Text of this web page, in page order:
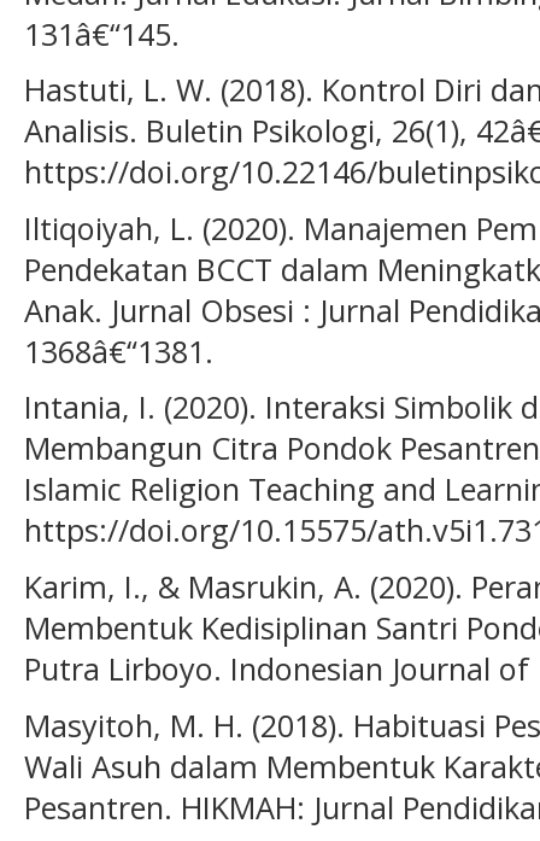
131â€“145.
Hastuti, L. W. (2018). Kontrol Diri
Analisis. Buletin Psikologi, 26(1),
https://doi.org/10.22146/
Iltiqoiyah, L. (2020). Manajemen
Pendekatan BCCT dalam
Anak. Jurnal Obsesi : Jurnal
1368â€“1381.
Intania, I. (2020). Interaksi Simbolik
Membangun Citra Pondok
Islamic Religion Teaching and
https://doi.org/10.15575/
Karim, I., & Masrukin, A. (2020).
Membentuk Kedisiplinan Santri
Putra Lirboyo. Indonesian Journal of
Masyitoh, M. H. (2018). Habituasi
Wali Asuh dalam Membentuk
Pesantren. HIKMAH: Jurnal